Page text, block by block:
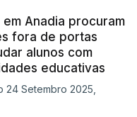
em Anadia procuram
fora de portas
alunos com
educativas
24 Setembro 2025,